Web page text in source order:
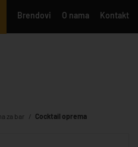
Brendovi O nama Kontakt
za bar Cocktail oprema